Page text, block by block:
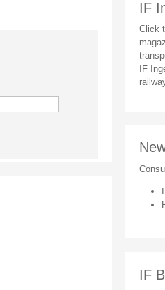
IF
Click
IF
IF